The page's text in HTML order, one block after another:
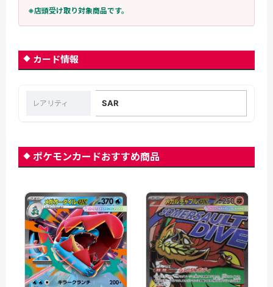
※店頭受け取り対象商品です。
カード情報
レアリティ SAR
ポケモンカードおすすめ商品